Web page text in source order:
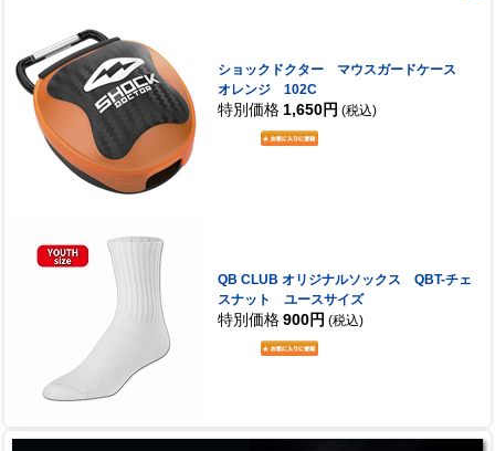
ショックドクター マウスガードケース
オレンジ 102C
特別価格 1,650円 (税込)
QB CLUB オリジナルソックス QBT-チェ
スナット ユースサイズ
特別価格 900円 (税込)